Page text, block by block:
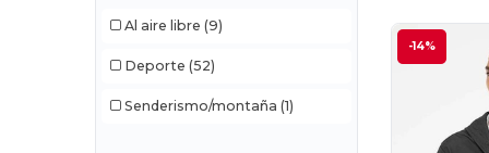
Al aire libre (9)
Deporte (52)
Senderismo/montaña (1)
-14%